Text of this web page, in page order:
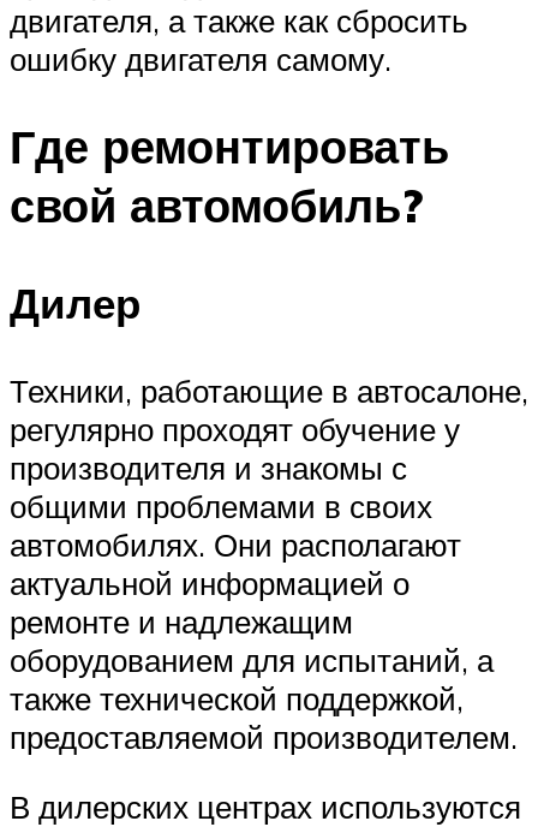
двигателя, а также как сбросить
ошибку двигателя самому.
Где ремонтировать
свой автомобиль?
Дилер
Техники, работающие в автосалоне,
регулярно проходят обучение у
производителя и знакомы с
общими проблемами в своих
автомобилях. Они располагают
актуальной информацией о
ремонте и надлежащим
оборудованием для испытаний, а
также технической поддержкой,
предоставляемой производителем.
В дилерских центрах используются